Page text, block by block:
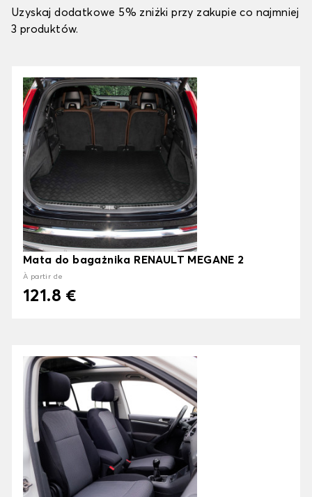
Uzyskaj dodatkowe 5% zniżki przy zakupie co najmniej
3 produktów.
Mata do bagażnika RENAULT MEGANE 2
À partir de
121.8 €